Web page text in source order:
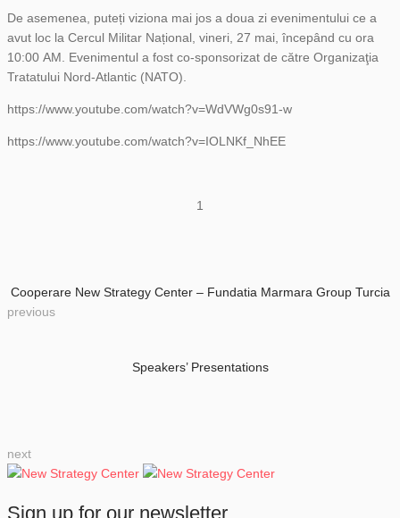
De asemenea, puteți viziona mai jos a doua zi evenimentului ce a
avut loc la Cercul Militar Național, vineri, 27 mai, începând cu ora
10:00 AM. Evenimentul a fost co-sponsorizat de către Organizaţia
Tratatului Nord-Atlantic (NATO).
https://www.youtube.com/watch?v=WdVWg0s91-w
https://www.youtube.com/watch?v=IOLNKf_NhEE
1
Cooperare New Strategy Center – Fundatia Marmara Group Turcia
previous
Speakers’ Presentations
next
Sign up for our newsletter